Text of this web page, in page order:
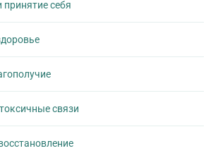
себя
связи